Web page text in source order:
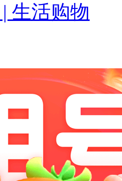
| 生活购物